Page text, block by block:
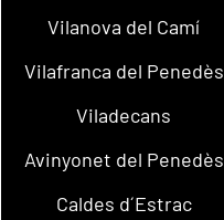
Vilanova del Camí
Vilafranca del Penedès
Viladecans
Avinyonet del Penedès
Caldes d´Estrac